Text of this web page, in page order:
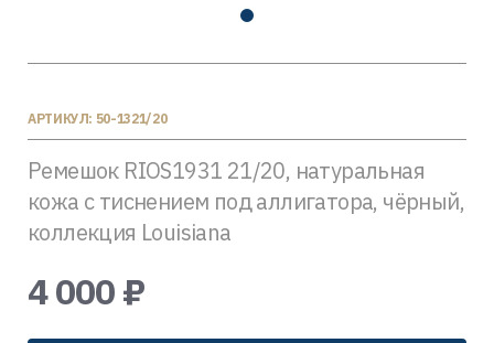
АРТИКУЛ: 50-1321/20
Ремешок RIOS1931 21/20, натуральная
кожа с тиснением под аллигатора, чёрный,
коллекция Louisiana
4 000 ₽